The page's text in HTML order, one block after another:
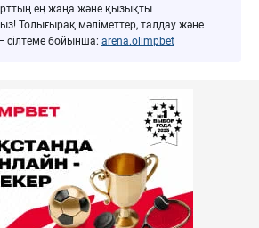
ең жаңа және қызықты
Толығырақ мәліметтер, талдау және
сілтеме бойынша: arena.olimpbet